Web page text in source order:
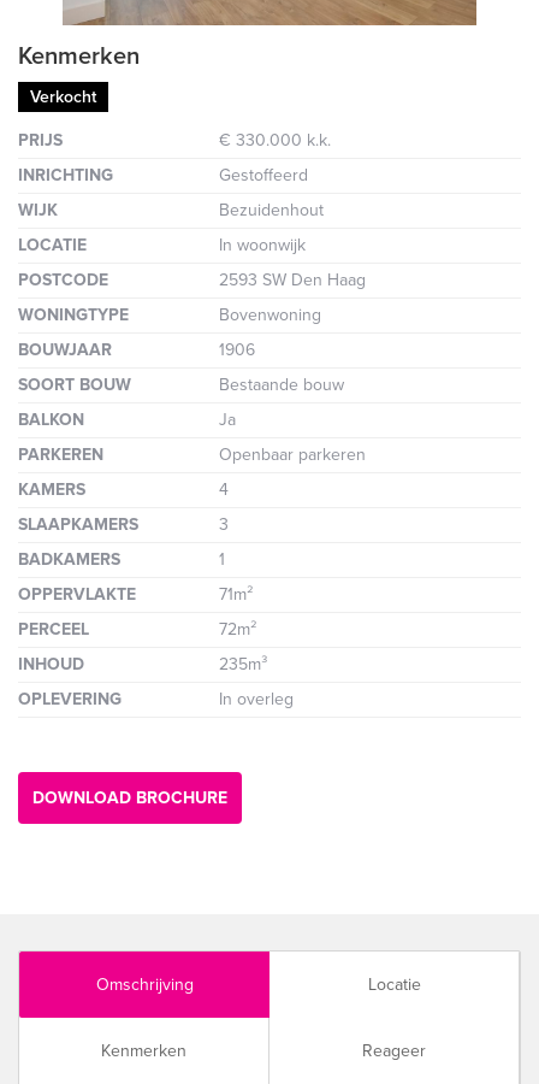
Kenmerken
Verkocht
PRIJS
€ 330.000 k.k.
INRICHTING
Gestoffeerd
WIJK
Bezuidenhout
LOCATIE
In woonwijk
POSTCODE
2593 SW Den Haag
WONINGTYPE
Bovenwoning
BOUWJAAR
1906
SOORT BOUW
Bestaande bouw
BALKON
Ja
PARKEREN
Openbaar parkeren
KAMERS
4
SLAAPKAMERS
3
BADKAMERS
1
OPPERVLAKTE
71m²
PERCEEL
72m²
INHOUD
235m³
OPLEVERING
In overleg
DOWNLOAD BROCHURE
Omschrijving Locatie
Kenmerken Reageer